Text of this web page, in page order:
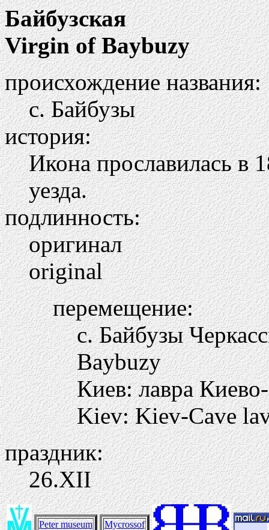
Байбузская
Virgin of Baybuzy
происхождение названия:
с. Байбузы
история:
Икона прославилась в
уезда.
подлинность:
оригинал
original
перемещение:
с. Байбузы
Baybuzy
Киев: лавра
Kiev: Kiev-Cave
праздник:
26.ХII
Peter museum Mycrossof